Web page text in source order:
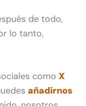
de todo,
lo tanto,
como X
añadirnos